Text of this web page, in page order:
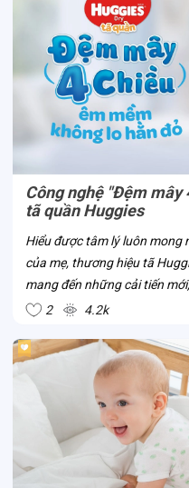
Công nghệ "Đệm
tã quần Huggies
Hiểu được tâm lý luôn mong
của mẹ, thương hiệu tã
mang đến những cải tiến
Công nghệ “Đệm mây 4
2 4.2k